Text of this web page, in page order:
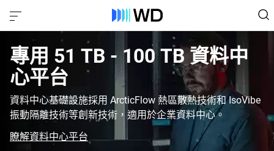
專用‎ 51 TB - 100 TB‎ 資料中
心平台‎
資料中心基礎設施採用 ArcticFlow 熱區散熱技術和 IsoVibe
振動隔離技術等創新技術，適用於企業資料中心。
瞭解資料中心平台